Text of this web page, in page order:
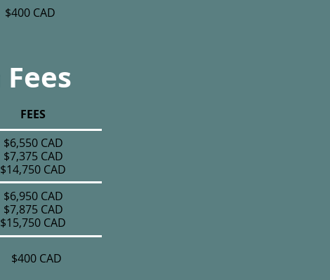
$400 CAD
$400 CAD
$6,550 CAD
$7,375 CAD
$14,750 CAD
$6,950 CAD
$7,875 CAD
$15,750 CAD
FEES